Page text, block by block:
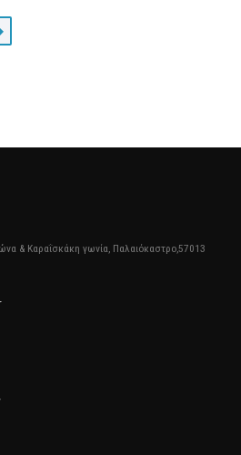
& Καραΐσκάκη γωνία, Παλαιόκαστρο,57013